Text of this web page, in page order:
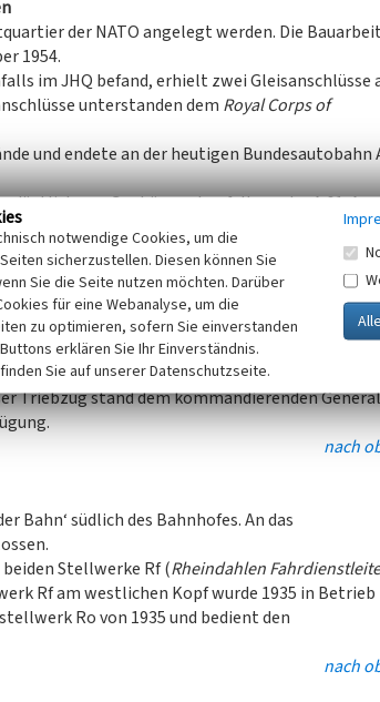
der NATO angelegt werden. Die
1954.
im JHQ befand, erhielt zwei Gleisanschlüsse
unterstanden dem Royal Corps of
und endete an der heutigen Bundesautobahn
von Genhüsen ebenfalls an der A 61. Am
einige noch aus ehemaligen
36). Interessantester Wagen war sicherlich der
636 801/936 801. Der 636 801 ist der
die Nummer „A24“ erhalten hatte; der VS hieß in
und 1955/56 von Talbot in Aachen umgebaut
aus, danach kamen sie nach Maldegem
Triebzug stand dem kommandierenden General
nach
Bahn‘ südlich des Bahnhofes. An das
Stellwerke Rf (Rheindahlen
Rf am westlichen Kopf wurde 1935 in Betrieb
Ro von 1935 und bedient den
nach
notwendige Cookies, um die
sicherzustellen. Diesen können Sie
Sie die Seite nutzen möchten. Darüber
für eine Webanalyse, um die
zu optimieren, sofern Sie einverstanden
erklären Sie Ihr Einverständnis.
Sie auf unserer Datenschutzseite.